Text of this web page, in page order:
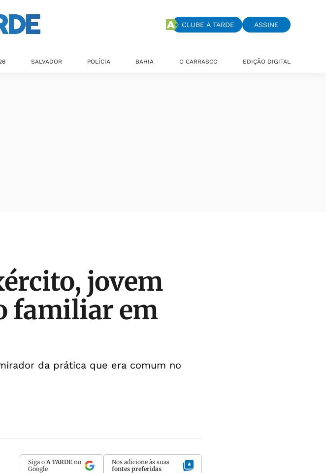
CLUBE A TARDE ASSINE
SALVADOR POLÍCIA BAHIA O CARRASCO EDIÇÃO DIGITAL
jovem
familiar em
da prática que era comum no
Siga o A TARDE no
Google
Nos adicione às suas
fontes preferidas